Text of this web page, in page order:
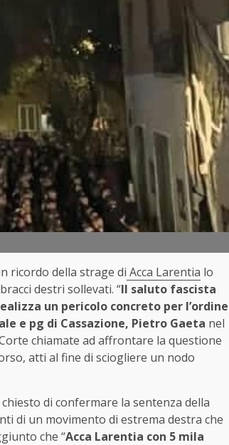
ricordo della strage di Acca Larentia lo
destri sollevati. “Il saluto fascista
un pericolo concreto per l’ordine
e pg di Cassazione, Pietro Gaeta nel
chiamate ad affrontare la questione
atti al fine di sciogliere un nodo
di confermare la sentenza della
di un movimento di estrema destra che
che “Acca Larentia con 5 mila